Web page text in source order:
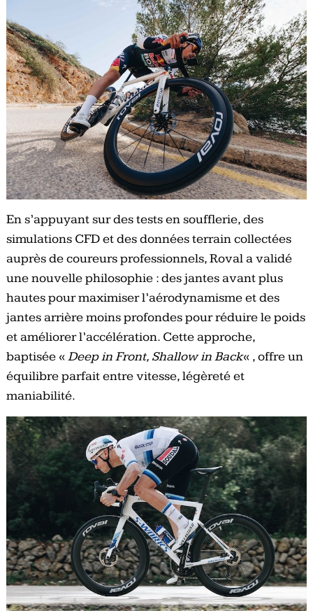
En s’appuyant sur des tests en soufflerie, des
simulations CFD et des données terrain collectées
auprès de coureurs professionnels, Roval a validé
une nouvelle philosophie : des jantes avant plus
hautes pour maximiser l’aérodynamisme et des
jantes arrière moins profondes pour réduire le poids
et améliorer l’accélération. Cette approche,
baptisée «Deep in Front, Shallow in Back« , offre un
équilibre parfait entre vitesse, légèreté et
maniabilité.